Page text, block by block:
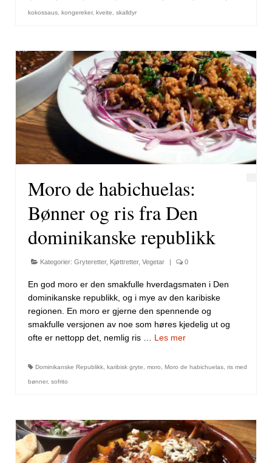
kokossaus kongereker, kveite skalldyr
Moro de habichuelas:
Bønner og ris fra Den
dominikanske republikk
Kategorier: Gryteretter, Kjøttretter, Vegetar 0
En god moro er den smakfulle hverdagsmaten i Den
dominikanske republikk, og i mye av den karibiske
regionen. En moro er gjerne den spennende og
smakfulle versjonen av noe som høres kjedelig ut og
ofte er nettopp det, nemlig ris … Les mer
Dominikanske Republikk, karibisk gryte, moro, Moro de habichuelas, ris med
bønner, sofrito